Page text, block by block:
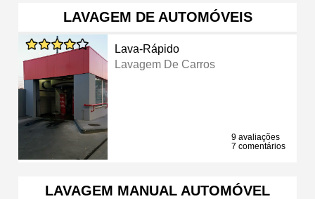
LAVAGEM DE AUTOMÓVEIS
Lava-Rápido
Lavagem De Carros
9 avaliações
7 comentários
LAVAGEM MANUAL AUTOMÓVEL